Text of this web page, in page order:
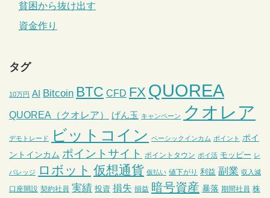
貧困から抜け出す
資金作り
タグ
10万円 AI Bitcoin BTC CFD FX QUOREA
QUOREA（クオレア） げん玉 キャンペーン クオレア
デモトレード ビットコイン ベーシックインカム ポイント ポイ
ントインカム ポイントサイト ポイントタウン ポイ活 モッピー レ
バレッジ ロボット 仮想通貨 仮払い 値下がり 利益 副業 収入減
口座開設 契約社員 実績 投資 損失 損益 暗号資産 暴落 期間社員 株